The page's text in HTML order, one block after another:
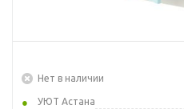
Нет в наличии
УЮТ Астана